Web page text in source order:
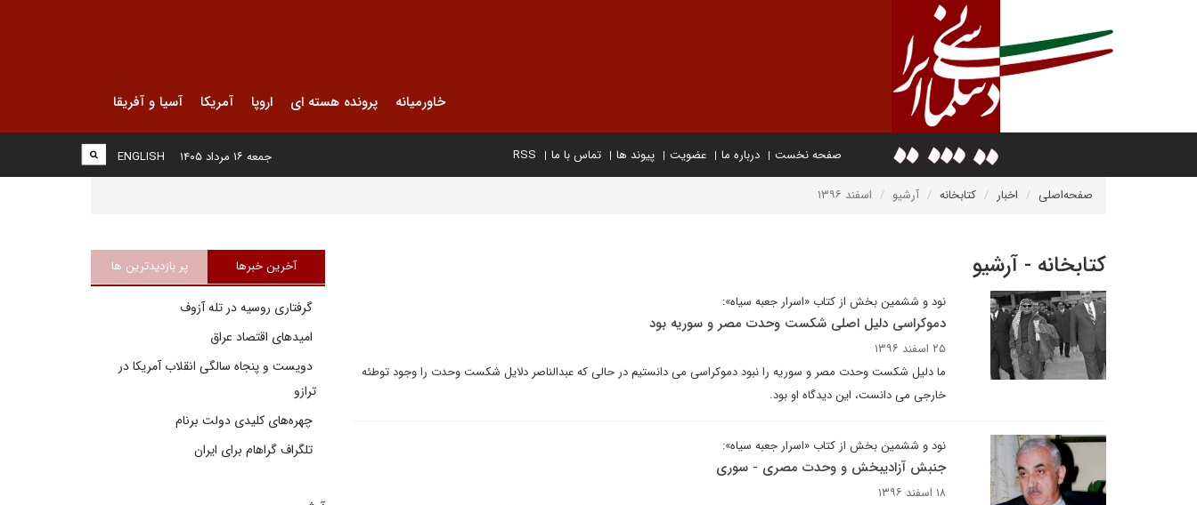
خاورمیانه پرونده هسته ای اروپا آمریکا آسیا و آفریقا
صفحه نخست درباره ما عضویت پیوند ها تماس با ما RSS
ENGLISH جمعه ۱۶ مرداد ۱۴۰۵
صفحه‌اصلی اخبار کتابخانه آرشیو اسفند ۱۳۹۶
کتابخانه - آرشیو
نود و ششمین بخش از کتاب «اسرار جعبه سیاه»:
دموکراسی دلیل اصلی شکست وحدت مصر و سوریه بود
۲۵ اسفند ۱۳۹۶
ما دلیل شکست وحدت مصر و سوریه را نبود دموکراسی می دانستیم در حالی که عبدالناصر دلایل شکست وحدت را وجود توطئه
خارجی می دانست، این دیدگاه او بود.
نود و ششمین بخش از کتاب «اسرار جعبه سیاه»:
جنبش آزادیبخش و وحدت مصری - سوری
۱۸ اسفند ۱۳۹۶
آخرین خبرها پر بازدیدترین ها
گرفتاری روسیه در تله آزوف
امیدهای اقتصاد عراق
دویست و پنجاه سالگی انقلاب آمریکا در
ترازو
چهره‌های کلیدی دولت برنام
تلگراف گراهام برای ایران